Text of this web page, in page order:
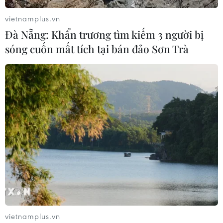
phức tạp
05/08/2026 13:44
24 năm tù cho đôi vợ chồng tổ chức
“bay lắc” trong quán karaoke
05/08/2026 13:41
Lập kênh TikTok khởi nghiệp, lừa
đảo chiếm đoạt 15 tỷ đồng
05/08/2026 11:36
vietnamplus.vn
Đà Nẵng: Khẩn trương tìm kiếm 3 người bị
sóng cuốn mất tích tại bán đảo Sơn Trà
vietnamplus.vn